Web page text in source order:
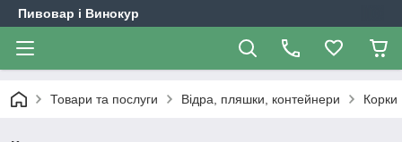
Пивовар і Винокур
Товари та послуги Відра, пляшки, контейнери Корки